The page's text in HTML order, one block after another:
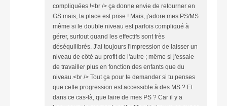
compliquées !<br /> ça donne envie de retourner en
GS mais, la place est prise ! Mais, j'adore mes PS/MS
même si le double niveau est parfois compliqué à
gérer, surtout quand les effectifs sont très
déséquilibrés. J'ai toujours l'impression de laisser un
niveau de côté au profit de l'autre ; même si j'essaie
de travailler plus en fonction des enfants que du
niveau.<br /> Tout ça pour te demander si tu penses
que cette progression est accessible à des MS ? Et
dans ce cas-là, que faire de mes PS ? Car il y a